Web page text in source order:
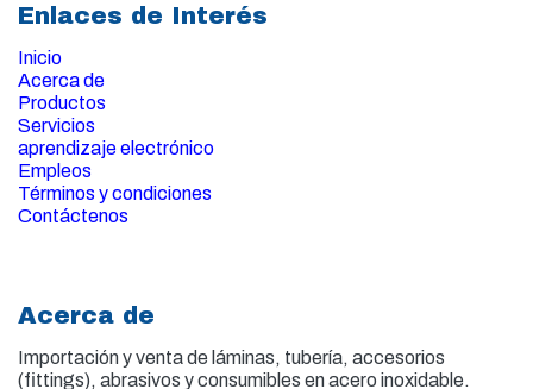
Enlaces de Interés
Inicio
Acerca de
Productos
Servicios
aprendizaje electrónico
Empleos
Términos y condiciones
Contáctenos
Acerca de
Importación y venta de láminas, tubería, accesorios
(fittings), abrasivos y consumibles en acero inoxidable.